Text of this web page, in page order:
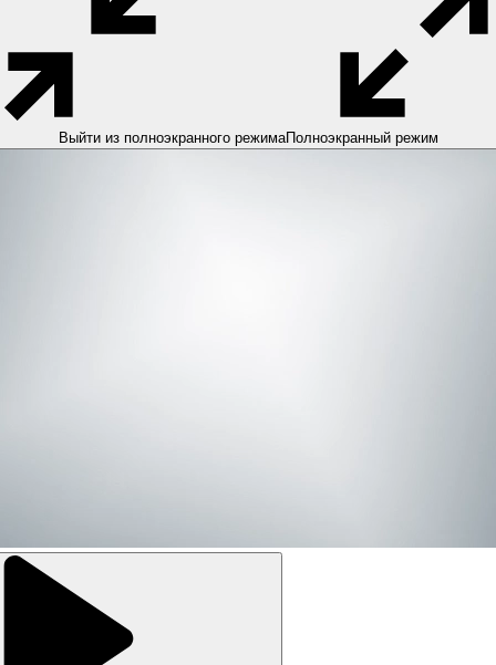
Выйти из полноэкранного режимаПолноэкранный режим